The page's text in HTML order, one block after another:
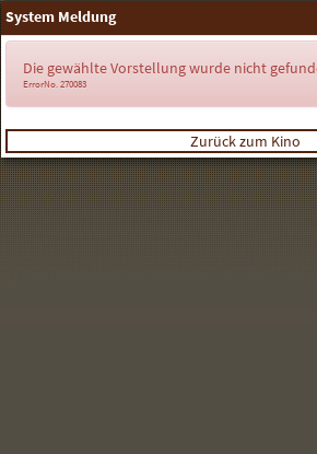
System Meldung
Die gewählte Vorstellung wurde nicht
ErrorNo. 270083
Zurück zum Kino